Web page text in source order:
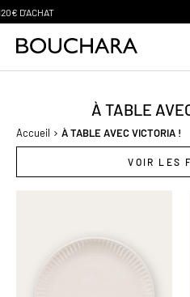
À TABLE
Accueil À TABLE AVEC VICTORIA !
VOIR LES